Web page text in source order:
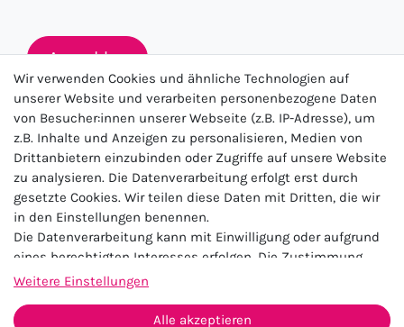
Anmelden
★★★★★
4.5 / 5.0 (23.143)
Impressum Daten­schutz­erklärung
AGB
Wir verwenden Cookies und ähnliche Technologien auf
unserer Website und verarbeiten personenbezogene Daten
von Besucher:innen unserer Webseite (z.B. IP-Adresse), um
z.B. Inhalte und Anzeigen zu personalisieren, Medien von
Drittanbietern einzubinden oder Zugriffe auf unsere Website
zu analysieren. Die Datenverarbeitung erfolgt erst durch
gesetzte Cookies. Wir teilen diese Daten mit Dritten, die wir
in den Einstellungen benennen.
Die Datenverarbeitung kann mit Einwilligung oder aufgrund
eines berechtigten Interesses erfolgen. Die Zustimmung
kann erteilt oder abgelehnt werden. Es besteht das Recht,
Zeitpunkt zu ändern oder zu widerrufen. Beachten Sie unser
Weitere Einstellungen
Alle akzeptieren